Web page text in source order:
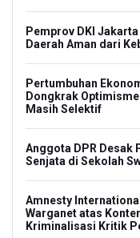
Pemprov DKI
Daerah Aman dari
Pertumbuhan
Dongkrak
Masih Selektif
Anggota DPR Desak
Senjata di Sekolah
Amnesty
Warganet atas
Kriminalisasi Kritik